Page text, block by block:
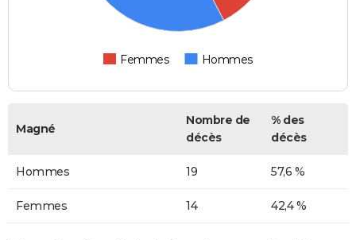
Femmes Hommes
Magné
Nombre de
décès
% des
décès
Hommes 19 57,6 %
Femmes 14 42,4 %